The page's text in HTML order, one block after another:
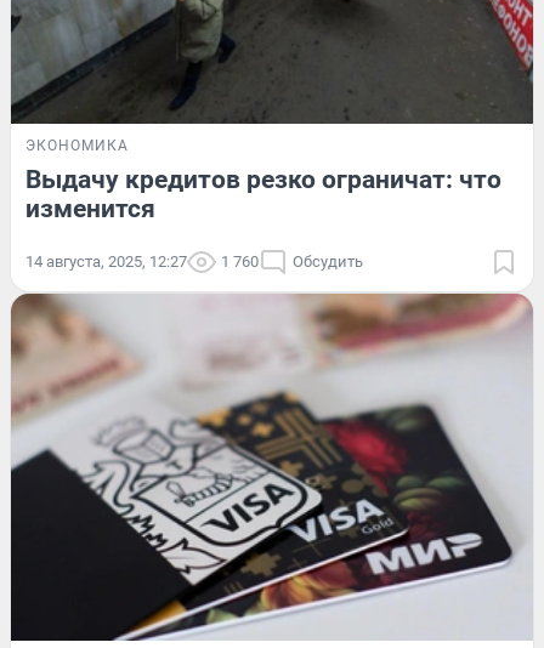
ЭКОНОМИКА
Выдачу кредитов резко ограничат: что
изменится
14 августа, 2025, 12:27 1 760 Обсудить